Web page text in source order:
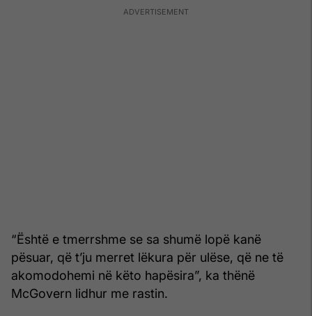
“Është e tmerrshme se sa shumë lopë kanë
pësuar, që t’ju merret lëkura për ulëse, që ne të
akomodohemi në këto hapësira”, ka thënë
McGovern lidhur me rastin.